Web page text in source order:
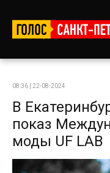
08:36 | 22-08-2024
В
показ
моды UF LAB